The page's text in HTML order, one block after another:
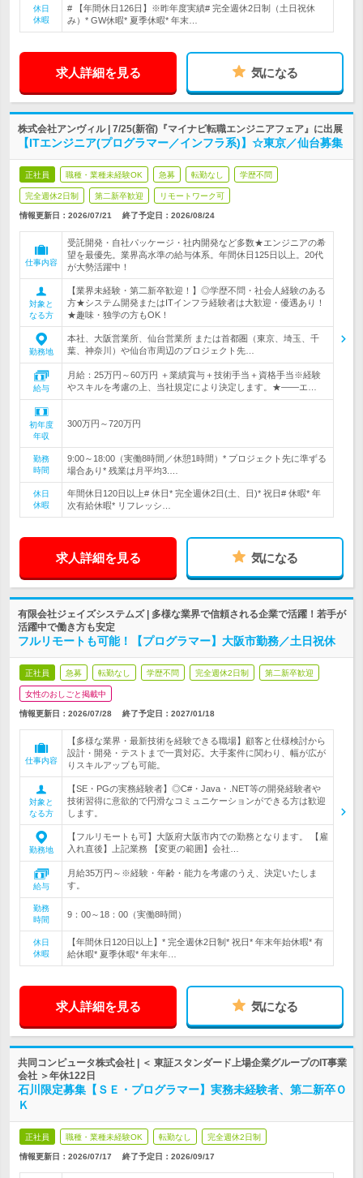
休日
休暇
# 【年間休日126日】※昨年度実績# 完全週休2日制（土日祝休
み）* GW休暇* 夏季休暇* 年末…
求人詳細を見る 気になる
株式会社アンヴィル | 7/25(新宿)『マイナビ転職エンジニアフェア』に出展
【ITエンジニア(プログラマー／インフラ系)】☆東京／仙台募集
正社員 職種・業種未経験OK 急募 転勤なし 学歴不問
完全週休2日制 第二新卒歓迎 リモートワーク可
情報更新日：2026/07/21 終了予定日： 2026/08/24
仕事内容
受託開発・自社パッケージ・社内開発など多数★エンジニアの希
望を最優先。業界高水準の給与体系。年間休日125日以上。20代
が大勢活躍中！
対象と
なる方
【業界未経験・第二新卒歓迎！】◎学歴不問・社会人経験のある
方★システム開発またはITインフラ経験者は大歓迎・優遇あり！
★趣味・独学の方もOK！
勤務地
本社、大阪営業所、仙台営業所 または首都圏（東京、埼玉、千
葉、神奈川）や仙台市周辺のプロジェクト先…
給与
月給：25万円～60万円 ＋業績賞与＋技術手当＋資格手当※経験
やスキルを考慮の上、当社規定により決定します。★――エ…
初年度
年収
300万円～720万円
勤務
時間
9:00～18:00（実働8時間／休憩1時間）* プロジェクト先に準ずる
場合あり* 残業は月平均3.…
休日
休暇
年間休日120日以上# 休日* 完全週休2日(土、日)* 祝日# 休暇* 年
次有給休暇* リフレッシ…
求人詳細を見る 気になる
有限会社ジェイズシステムズ | 多様な業界で信頼される企業で活躍！若手が
活躍中で働き方も安定
フルリモートも可能！【プログラマー】大阪市勤務／土日祝休
正社員 急募 転勤なし 学歴不問 完全週休2日制 第二新卒歓迎
女性のおしごと掲載中
情報更新日：2026/07/28 終了予定日： 2027/01/18
仕事内容
【多様な業界・最新技術を経験できる職場】顧客と仕様検討から
設計・開発・テストまで一貫対応。大手案件に関わり、幅が広が
りスキルアップも可能。
対象と
なる方
【SE・PGの実務経験者】◎C#・Java・.NET等の開発経験者や
技術習得に意欲的で円滑なコミュニケーションができる方は歓迎
します。
勤務地
【フルリモートも可】大阪府大阪市内での勤務となります。 【雇
入れ直後】上記業務 【変更の範囲】会社…
給与
月給35万円～※経験・年齢・能力を考慮のうえ、決定いたしま
す。
勤務
時間
9：00～18：00（実働8時間）
休日
休暇
【年間休日120日以上】* 完全週休2日制* 祝日* 年末年始休暇* 有
給休暇* 夏季休暇* 年末年…
求人詳細を見る 気になる
共同コンピュータ株式会社 | ＜ 東証スタンダード上場企業グループのIT事業
会社 ＞年休122日
石川限定募集【ＳＥ・プログラマー】実務未経験者、第二新卒Ｏ
Ｋ
正社員 職種・業種未経験OK 転勤なし 完全週休2日制
情報更新日：2026/07/17 終了予定日： 2026/09/17